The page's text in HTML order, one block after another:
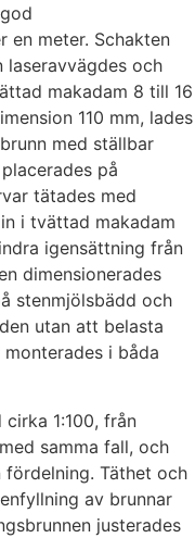
en meter. Schakten
och
makadam 8 till 16
110 mm, lades
med ställbar
på
tätades med
i tvättad makadam
igensättning från
dimensionerades
stenmjölsbädd och
utan att belasta
i båda
1:100, från
samma fall, och
Täthet och
av brunnar
justerades